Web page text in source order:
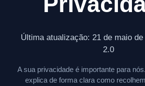
Última atualização: 21 de maio de
2.0
A sua privacidade é importante para
explica de forma clara como